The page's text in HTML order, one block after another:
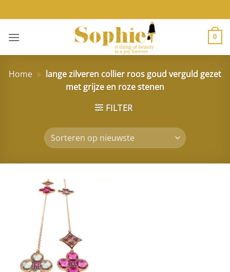
naar
inhoud
0
Home » lange zilveren collier roos goud verguld gezet
met grijze en roze stenen
FILTER